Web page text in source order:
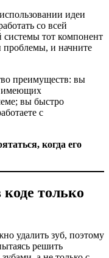
идеи
со всей
системы тот компонент
проблемы, и начните
преимуществ: вы
имеющих
вы быстро
с
когда его
только
удалить зуб, поэтому
решить